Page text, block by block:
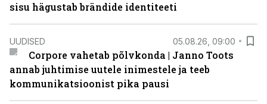
sisu hägustab brändide identiteeti
UUDISED 05.08.26, 09:00
Corpore vahetab põlvkonda | Janno Toots
annab juhtimise uutele inimestele ja teeb
kommunikatsioonist pika pausi